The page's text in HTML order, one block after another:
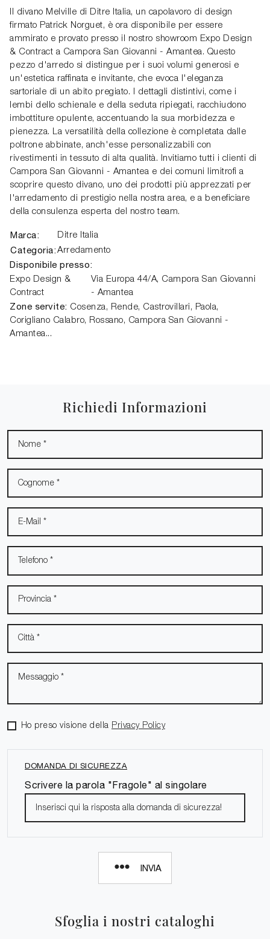
Il divano Melville di Ditre Italia, un capolavoro di design
firmato Patrick Norguet, è ora disponibile per essere
ammirato e provato presso il nostro showroom Expo Design
& Contract a Campora San Giovanni - Amantea. Questo
pezzo d'arredo si distingue per i suoi volumi generosi e
un'estetica raffinata e invitante, che evoca l'eleganza
sartoriale di un abito pregiato. I dettagli distintivi, come i
lembi dello schienale e della seduta ripiegati, racchiudono
imbottiture opulente, accentuando la sua morbidezza e
pienezza. La versatilità della collezione è completata dalle
poltrone abbinate, anch'esse personalizzabili con
rivestimenti in tessuto di alta qualità. Invitiamo tutti i clienti di
Campora San Giovanni - Amantea e dei comuni limitrofi a
scoprire questo divano, uno dei prodotti più apprezzati per
l'arredamento di prestigio nella nostra area, e a beneficiare
della consulenza esperta del nostro team.
Marca: Ditre Italia
Categoria: Arredamento
Disponibile presso:
Expo Design &
Contract
Via Europa 44/A, Campora San Giovanni
- Amantea
Zone servite: Cosenza, Rende, Castrovillari, Paola,
Corigliano Calabro, Rossano, Campora San Giovanni -
Amantea...
Sfoglia i nostri cataloghi
Richiedi Informazioni
Ho preso visione della Privacy Policy
DOMANDA DI SICUREZZA
Scrivere la parola "Fragole" al singolare
INVIA